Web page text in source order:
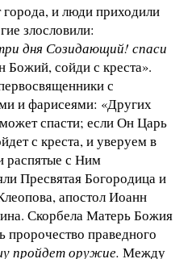
и люди приходили
злословили:
дня Созидающий! спаси
Божий, сойди с креста».
с
и фарисеями: «Других
спасти; если Он Царь
с креста, и уверуем в
распятые с Ним
Пресвятая Богородица и
апостол Иоанн
Скорбела Матерь Божия
праведного
пройдет оружие. Между